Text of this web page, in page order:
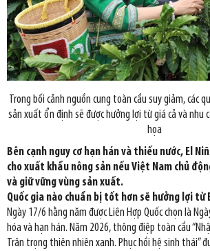
Trong bối cảnh nguồn cung toàn cầu suy giảm, các
sản xuất ổn định sẽ được hưởng lợi từ giá cả và nhu
họa
Bên cạnh nguy cơ hạn hán và thiếu nước, El
cho xuất khẩu nông sản nếu Việt Nam chủ
và giữ vững vùng sản xuất.
Quốc gia nào chuẩn bị tốt hơn sẽ hưởng lợi từ
Ngày 17/6 hằng năm được Liên Hợp Quốc chọn là
hóa và hạn hán. Năm 2026, thông điệp toàn cầu
Trân trọng thiên nhiên xanh. Phục hồi hệ sinh thái”